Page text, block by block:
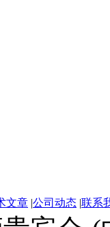
文章 |公司动态 |联系